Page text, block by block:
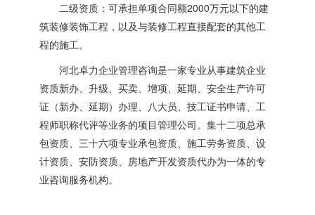
二级资质：可承担单项合同额2000万元以下的建
筑装修装饰工程，以及与装修工程直接配套的其他工
程的施工。
河北卓力企业管理咨询是一家专业从事建筑企业
资质新办、升级、买卖、增项、延期、安全生产许可
证（新办、延期）办理、八大员、技工证书申请、工
程师职称代评等业务的项目管理公司。集十二项总承
包资质、三十六项专业承包资质、施工劳务资质、设
计资质、安防资质、房地产开发资质代办为一体的专
业咨询服务机构。